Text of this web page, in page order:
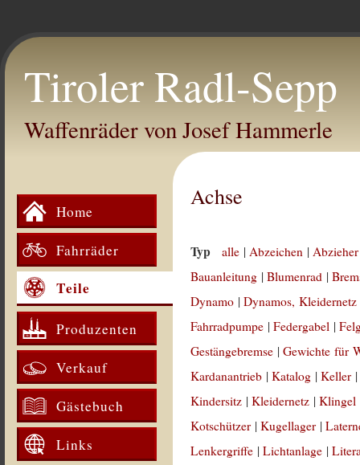
Tiroler Radl-Sepp
Waffenräder von Josef Hammerle
Home
Fahrräder
Teile
Produzenten
Verkauf
Gästebuch
Links
Achse
Typ alle |Abzeichen |
Bauanleitung |Blumenrad |
Dynamo |Dynamos, Kleidernetz
Fahrradpumpe |Federgabel |
Gestängebremse |Gewichte für
Kardanantrieb |Katalog |Keller
Kindersitz |Kleidernetz |Klingel
Kotschützer |Kugellager |
Lenkergriffe |Lichtanlage |